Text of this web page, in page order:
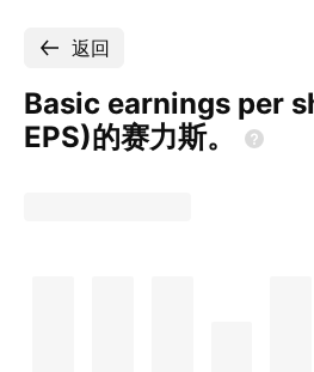
返回
Basic earnings per
EPS)的赛力斯。